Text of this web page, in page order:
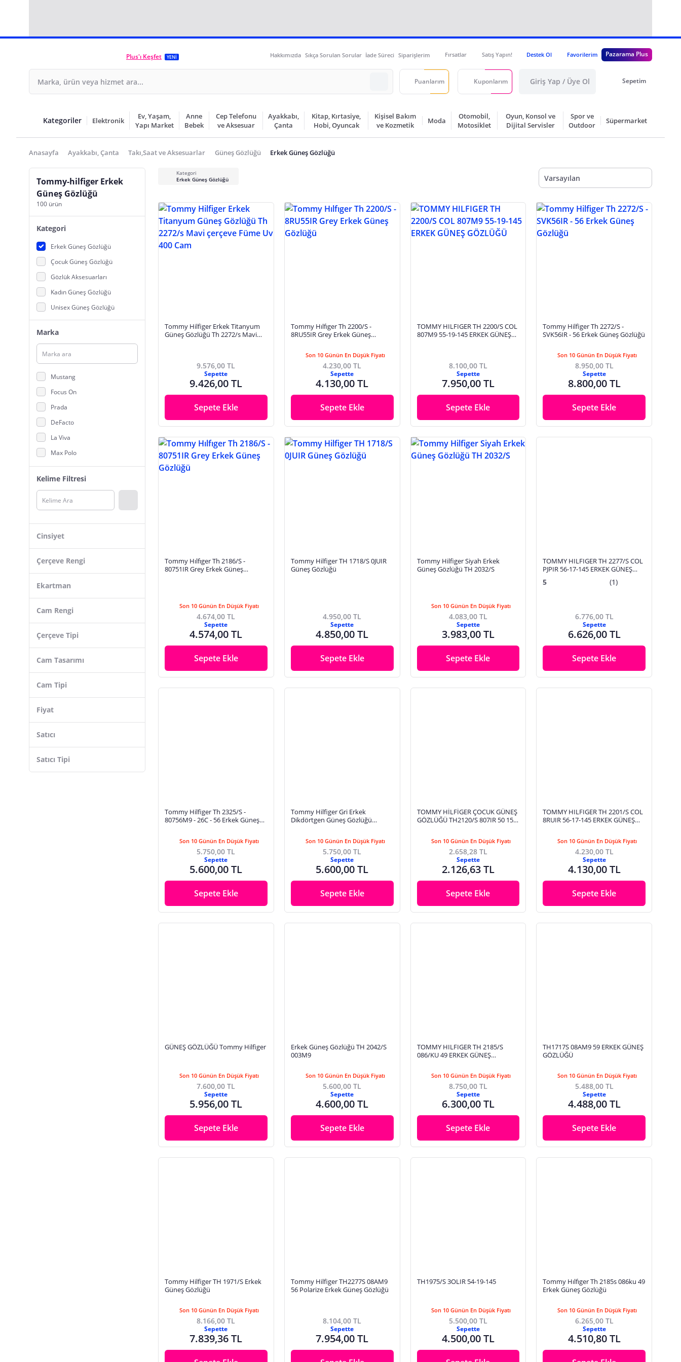
Plus'ı Keşfet YENİ Hakkımızda Sıkça Sorulan Sorular İade Süreci Siparişlerim Fırsatlar Satış Yapın! Destek Ol Favorilerim Pazarama Plus
Puanlarım Kuponlarım Giriş Yap / Üye Ol Sepetim
Kategoriler Elektronik
Ev, Yaşam,
Yapı Market
Anne
Bebek
Cep Telefonu
ve Aksesuar
Ayakkabı,
Çanta
Kitap, Kırtasiye,
Hobi, Oyuncak
Kişisel Bakım
ve Kozmetik
Moda
Otomobil,
Motosiklet
Oyun, Konsol ve
Dijital Servisler
Spor ve
Outdoor
Süpermarket
Anasayfa Ayakkabı, Çanta Takı,Saat ve Aksesuarlar Güneş Gözlüğü Erkek Güneş Gözlüğü
Tommy-hilfiger Erkek
Güneş Gözlüğü
100 ürün
Kategori
Erkek Güneş Gözlüğü
Çocuk Güneş Gözlüğü
Gözlük Aksesuarları
Kadın Güneş Gözlüğü
Unisex Güneş Gözlüğü
Marka
Mustang
Focus On
Prada
DeFacto
La Viva
Max Polo
Scuderia Ferrari
Vogue
Persol
Hugo
Emporio Armani
Carmelo Eyewear
Hawk
Yayke
Inesta+
Kelime Filtresi
Cinsiyet
Çerçeve Rengi
Ekartman
Cam Rengi
Çerçeve Tipi
Cam Tasarımı
Cam Tipi
Fiyat
Satıcı
Satıcı Tipi
Kategori
Erkek Güneş Gözlüğü
Varsayılan
Tommy Hilfiger Erkek Titanyum
Güneş Gözlüğü Th 2272/s Mavi
9.576,00 TL
Sepette
9.426,00 TL
Sepete Ekle
Tommy Hılfıger Th 2200/S -
8RU55IR Grey Erkek Güneş
Son 10 Günün En Düşük Fiyatı
4.230,00 TL
Sepette
4.130,00 TL
Sepete Ekle
TOMMY HILFIGER TH 2200/S COL
807M9 55-19-145 ERKEK GÜNEŞ
8.100,00 TL
Sepette
7.950,00 TL
Sepete Ekle
Tommy Hilfiger Th 2272/S -
SVK56IR - 56 Erkek Güneş Gözlüğü
Son 10 Günün En Düşük Fiyatı
8.950,00 TL
Sepette
8.800,00 TL
Sepete Ekle
Tommy Hılfıger Th 2186/S -
80751IR Grey Erkek Güneş
Son 10 Günün En Düşük Fiyatı
4.674,00 TL
Sepette
4.574,00 TL
Sepete Ekle
Tommy Hilfiger TH 1718/S 0JUIR
Güneş Gözlüğü
4.950,00 TL
Sepette
4.850,00 TL
Sepete Ekle
Tommy Hilfiger Siyah Erkek
Güneş Gözlüğü TH 2032/S
Son 10 Günün En Düşük Fiyatı
4.083,00 TL
Sepette
3.983,00 TL
Sepete Ekle
TOMMY HILFIGER TH 2277/S COL
PJPIR 56-17-145 ERKEK GÜNEŞ
5 (1)
6.776,00 TL
Sepette
6.626,00 TL
Sepete Ekle
Tommy Hilfiger Th 2325/S -
80756M9 - 26C - 56 Erkek Güneş
Son 10 Günün En Düşük Fiyatı
5.750,00 TL
Sepette
5.600,00 TL
Sepete Ekle
Tommy Hilfiger Gri Erkek
Dikdörtgen Güneş Gözlüğü
Son 10 Günün En Düşük Fiyatı
5.750,00 TL
Sepette
5.600,00 TL
Sepete Ekle
TOMMY HİLFİGER ÇOCUK GÜNEŞ
GÖZLÜĞÜ TH2120/S 807IR 50 15
Son 10 Günün En Düşük Fiyatı
2.658,28 TL
Sepette
2.126,63 TL
Sepete Ekle
TOMMY HILFIGER TH 2201/S COL
8RUIR 56-17-145 ERKEK GÜNEŞ
Son 10 Günün En Düşük Fiyatı
4.230,00 TL
Sepette
4.130,00 TL
Sepete Ekle
GÜNEŞ GÖZLÜĞÜ Tommy Hilfiger
Son 10 Günün En Düşük Fiyatı
7.600,00 TL
Sepette
5.956,00 TL
Sepete Ekle
Erkek Güneş Gözlüğü TH 2042/S
003M9
Son 10 Günün En Düşük Fiyatı
5.600,00 TL
Sepette
4.600,00 TL
Sepete Ekle
TOMMY HILFIGER TH 2185/S
086/KU 49 ERKEK GÜNEŞ
Son 10 Günün En Düşük Fiyatı
8.750,00 TL
Sepette
6.300,00 TL
Sepete Ekle
TH1717S 08AM9 59 ERKEK GÜNEŞ
GÖZLÜĞÜ
Son 10 Günün En Düşük Fiyatı
5.488,00 TL
Sepette
4.488,00 TL
Sepete Ekle
Tommy Hilfiger TH 1971/S Erkek
Güneş Gözlüğü
Son 10 Günün En Düşük Fiyatı
8.166,00 TL
Sepette
7.839,36 TL
Tommy Hilfiger TH2277S 08AM9
56 Polarize Erkek Güneş Gözlüğü
8.104,00 TL
Sepette
7.954,00 TL
TH1975/S 3OLIR 54-19-145
Son 10 Günün En Düşük Fiyatı
5.500,00 TL
Sepette
4.500,00 TL
Tommy Hılfıger Th 2185s 086ku 49
Erkek Güneş Gözlüğü
Son 10 Günün En Düşük Fiyatı
6.265,00 TL
Sepette
4.510,80 TL